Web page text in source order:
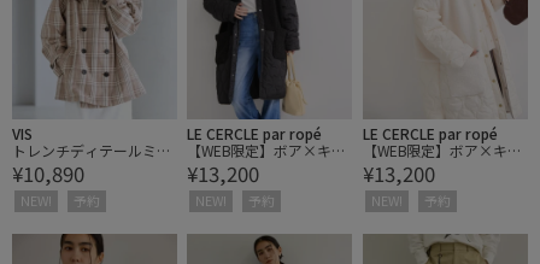
VIS
トレンチディテールミド
ルジャケット
¥10,890
NEW! 予約
LE CERCLE par ropé
【WEB限定】ボア×キル
ティング ノーカラーコー
ト
¥13,200
NEW! 予約
LE CERCLE par ropé
【WEB限定】ボア×キル
ティング ノーカラーコー
ト
¥13,200
NEW! 予約